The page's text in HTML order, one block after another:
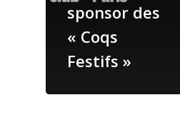
sponsor des
« Coqs
Festifs »